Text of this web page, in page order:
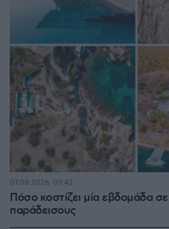
Πόσο κοστίζει μία εβδομάδα σε
παράδεισους
07.08.2026, 09:43